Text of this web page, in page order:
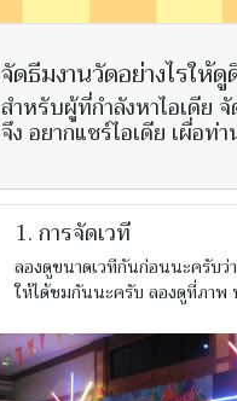
จัดธีมงานวัดอย่างไรให้ดู
สำหรับผู้ที่กำลังหาไอเดีย
จึง อยากแชร์ไอเดีย เผื่อ
1. การจัดเวที
ลองดูขนาดเวทีกันก่อนนะครับว่
ให้ได้ชมกันนะครับ ลองดูที่ภาพ